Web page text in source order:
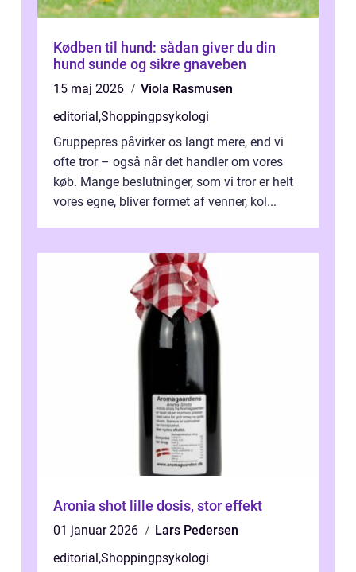
Kødben til hund: sådan giver du din
hund sunde og sikre gnaveben
15 maj 2026
Viola Rasmusen
editorial,Shoppingpsykologi
Gruppepres påvirker os langt mere, end vi
ofte tror – også når det handler om vores
køb. Mange beslutninger, som vi tror er helt
vores egne, bliver formet af venner, kol...
Aronia shot lille dosis, stor effekt
01 januar 2026
Lars Pedersen
editorial,Shoppingpsykologi